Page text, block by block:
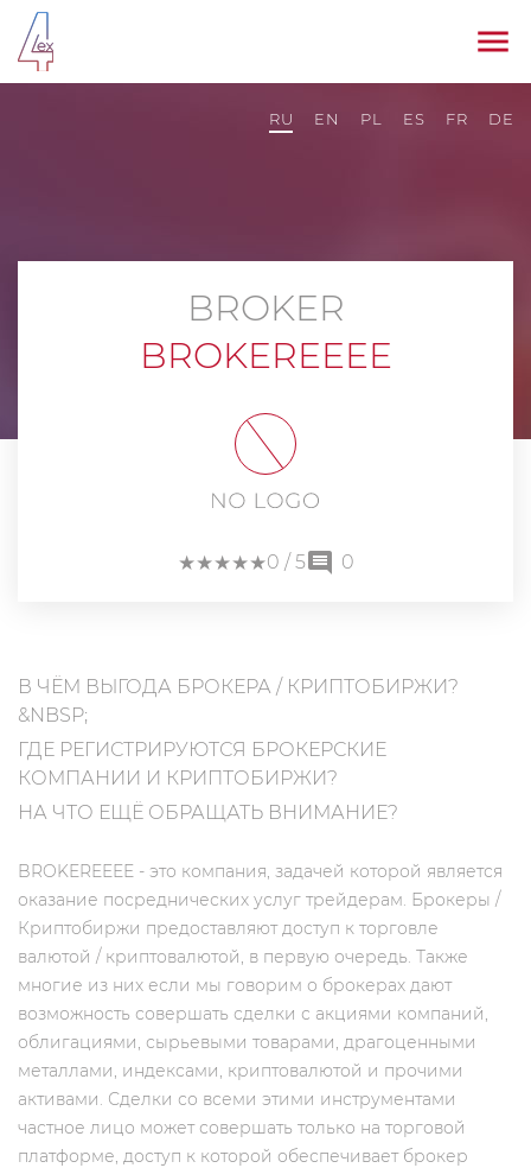
RU EN PL ES FR DE
BROKER
BROKEREEEE
★★
★★
★★
★★
★★
0 / 5 0
В ЧЁМ ВЫГОДА БРОКЕРА / КРИПТОБИРЖИ?
&NBSP;
ГДЕ РЕГИСТРИРУЮТСЯ БРОКЕРСКИЕ
КОМПАНИИ И КРИПТОБИРЖИ?
НА ЧТО ЕЩЁ ОБРАЩАТЬ ВНИМАНИЕ?
BROKEREEEE - это компания, задачей которой является
оказание посреднических услуг трейдерам. Брокеры /
Криптобиржи предоставляют доступ к торговле
валютой / криптовалютой, в первую очередь. Также
многие из них если мы говорим о брокерах дают
возможность совершать сделки с акциями компаний,
облигациями, сырьевыми товарами, драгоценными
металлами, индексами, криптовалютой и прочими
активами. Сделки со всеми этими инструментами
частное лицо может совершать только на торговой
платформе, доступ к которой обеспечивает брокер